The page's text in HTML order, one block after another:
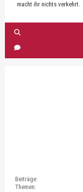
macht ihr nichts verkehrt.
Beiträge:
Themen: